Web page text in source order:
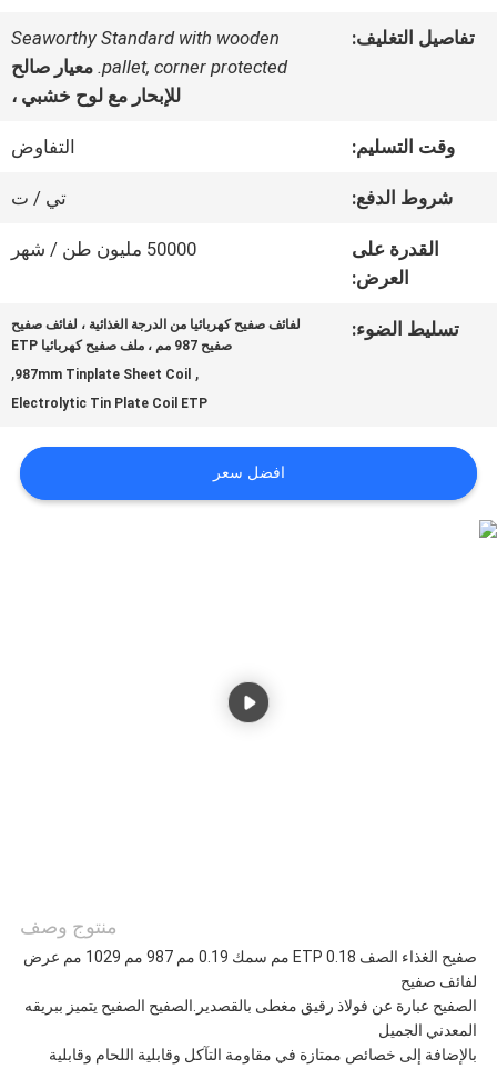
المعمل
جودة
اتصل
حالات
اطلب
تفاصيل التغليف:
Seaworthy Standard with wooden
pallet, corner protected. معيار صالح
للإبحار مع لوح خشبي ،
وقت التسليم: التفاوض
شروط الدفع: تي / ت
القدرة على
العرض:
50000 مليون طن / شهر
تسليط الضوء:
لفائف صفيح كهربائيا من الدرجة الغذائية ، لفائف صفيح
صفيح 987 مم ، ملف صفيح كهربائيا ETP
,
987mm Tinplate Sheet Coil
,
Electrolytic Tin Plate Coil ETP
افضل سعر
منتوج وصف
صفيح الغذاء الصف ETP 0.18 مم سمك 0.19 مم 987 مم 1029 مم عرض
لفائف صفيح
الصفيح عبارة عن فولاذ رقيق مغطى بالقصدير.الصفيح الصفيح يتميز ببريقه
المعدني الجميل
بالإضافة إلى خصائص ممتازة في مقاومة التآكل وقابلية اللحام وقابلية